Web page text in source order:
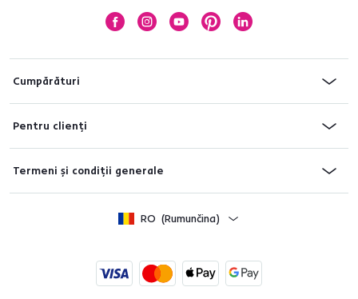
Cumpărături
Pentru clienți
Termeni și condiții generale
RO (Rumunčina)